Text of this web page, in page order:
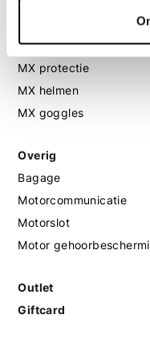
MX laarzen
MX protectie
MX helmen
MX goggles
Overig
Bagage
Motorcommunicatie
Motorslot
Motor
Outlet
Giftcard